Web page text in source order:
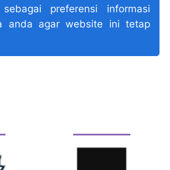
sebagai preferensi informasi
anda agar website ini tetap